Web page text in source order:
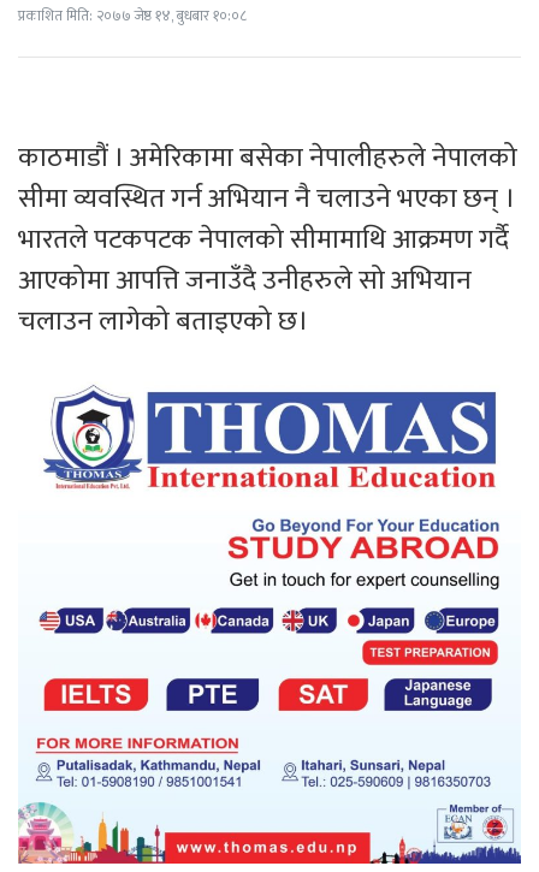
प्रकाशित मिति: २०७७ जेष्ठ १४, बुधबार १०:०८
काठमाडौं । अमेरिकामा बसेका नेपालीहरुले नेपालको
सीमा व्यवस्थित गर्न अभियान नै चलाउने भएका छन् ।
भारतले पटकपटक नेपालको सीमामाथि आक्रमण गर्दै
आएकोमा आपत्ति जनाउँदै उनीहरुले सो अभियान
चलाउन लागेको बताइएको छ।